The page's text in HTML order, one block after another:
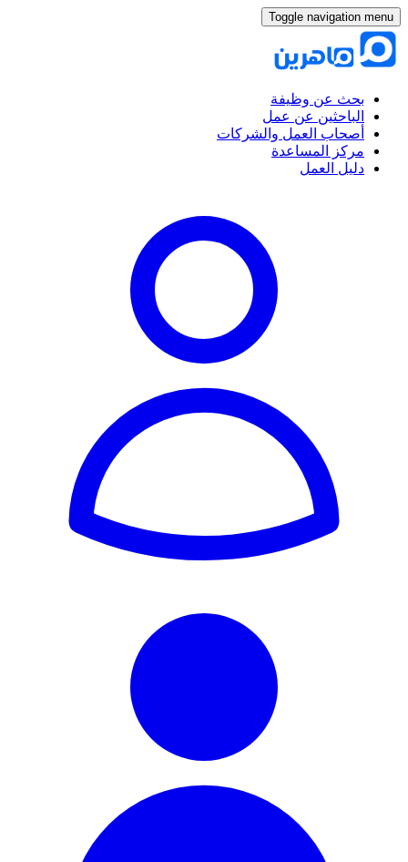
Toggle navigation menu
بحث عن وظيفة
الباحثين عن عمل
أصحاب العمل والشركات
مركز المساعدة
دليل العمل